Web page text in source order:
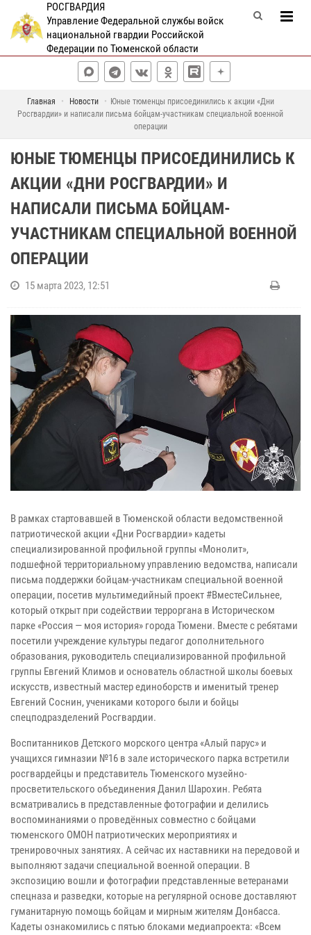
РОСГВАРДИЯ
Управление Федеральной службы войск
национальной гвардии Российской
Федерации по Тюменской области
Главная Новости
Юные тюменцы присоединились к акции «Дни
Росгвардии» и написали письма бойцам-участникам специальной военной
операции
ЮНЫЕ ТЮМЕНЦЫ ПРИСОЕДИНИЛИСЬ К
АКЦИИ «ДНИ РОСГВАРДИИ» И
НАПИСАЛИ ПИСЬМА БОЙЦАМ-
УЧАСТНИКАМ СПЕЦИАЛЬНОЙ ВОЕННОЙ
ОПЕРАЦИИ
15 марта 2023, 12:51
В рамках стартовавшей в Тюменской области ведомственной
патриотической акции «Дни Росгвардии» кадеты
специализированной профильной группы «Монолит»,
подшефной территориальному управлению ведомства, написали
письма поддержки бойцам-участникам специальной военной
операции, посетив мультимедийный проект #ВместеСильнее,
который открыт при содействии терроргана в Историческом
парке «Россия — моя история» города Тюмени. Вместе с ребятами
посетили учреждение культуры педагог дополнительного
образования, руководитель специализированной профильной
группы Евгений Климов и основатель областной школы боевых
искусств, известный мастер единоборств и именитый тренер
Евгений Соснин, учениками которого были и бойцы
спецподразделений Росгвардии.
Воспитанников Детского морского центра «Алый парус» и
учащихся гимназии №16 в зале исторического парка встретили
росгвардейцы и представитель Тюменского музейно-
просветительского объединения Данил Шарохин. Ребята
всматривались в представленные фотографии и делились
воспоминаниями о проведённых совместно с бойцами
тюменского ОМОН патриотических мероприятиях и
тренировочных занятиях. А сейчас их наставники на передовой и
выполняют задачи специальной военной операции. В
экспозицию вошли и фотографии представленные ветеранами
спецназа и разведки, которые на регулярной основе доставляют
гуманитарную помощь бойцам и мирным жителям Донбасса.
Кадеты ознакомились с пятью блоками медиапроекта: «Всем